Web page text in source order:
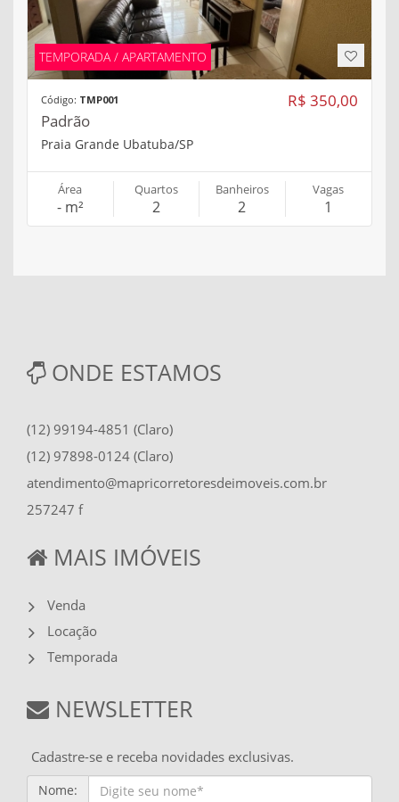
TEMPORADA / APARTAMENTO
R$ 350,00
Código: TMP001
Padrão
Praia Grande Ubatuba/SP
Área
- m²
Quartos
2
Banheiros
2
Vagas
1
ONDE ESTAMOS
(12) 99194-4851 (Claro)
(12) 97898-0124 (Claro)
atendimento@mapricorretoresdeimoveis.com.br
257247 f
MAIS IMÓVEIS
Venda
Locação
Temporada
NEWSLETTER
Cadastre-se e receba novidades exclusivas.
Nome: